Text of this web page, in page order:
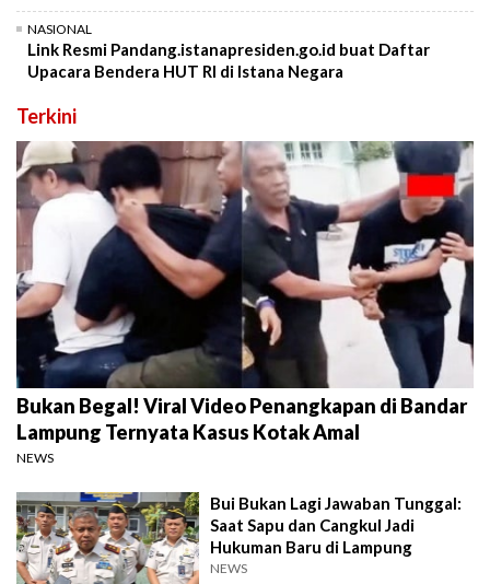
NASIONAL
Link Resmi Pandang.istanapresiden.go.id buat Daftar
Upacara Bendera HUT RI di Istana Negara
Terkini
Bukan Begal! Viral Video Penangkapan di Bandar
Lampung Ternyata Kasus Kotak Amal
NEWS
Bui Bukan Lagi Jawaban Tunggal:
Saat Sapu dan Cangkul Jadi
Hukuman Baru di Lampung
NEWS